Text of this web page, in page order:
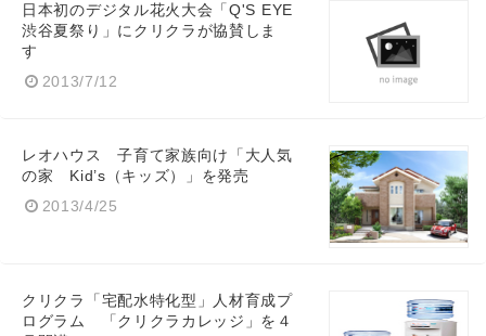
日本初のデジタル花火大会「Q'S EYE
渋谷夏祭り」にクリクラが協賛しま
す
2013/7/12
レオハウス 子育て家族向け「大人気
の家 Kid’s（キッズ）」を発売
2013/4/25
クリクラ「宅配水特化型」人材育成プ
ログラム 「クリクラカレッジ」を４